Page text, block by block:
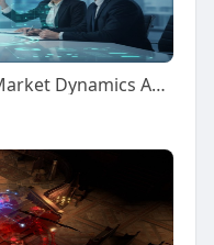
Aesthetic Implants Devices Market Dynamics Analysis: Trends Influencing Industry Expansion